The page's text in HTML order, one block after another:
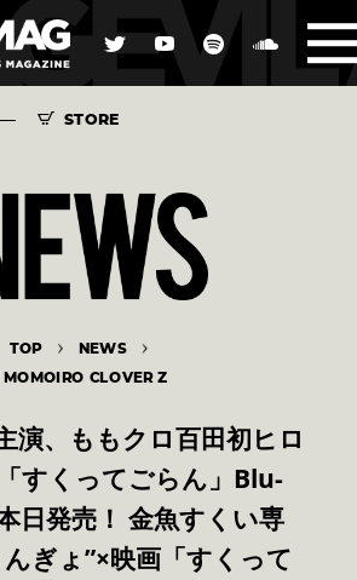
STORE
TOP NEWS
MOMOIRO CLOVER Z
演、ももクロ百田初ヒロ
すくってごらん」Blu-
日発売！ 金魚すくい専
ぎょ”×映画「すくって